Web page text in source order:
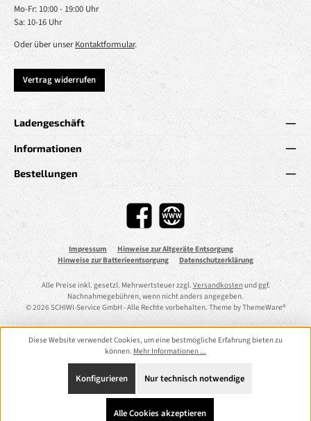
Mo-Fr: 10:00 - 19:00 Uhr
Sa: 10-16 Uhr
Oder über unserKontaktformular.
Vertrag widerrufen
Ladengeschäft
Informationen
Bestellungen
Facebook Website
Impressum
Hinweise zur Altgeräte Entsorgung
Hinweise zur Batterieentsorgung
Datenschutzerklärung
Alle Preise inkl. gesetzl. Mehrwertsteuer zzgl. Versandkostenund ggf.
Nachnahmegebühren, wenn nicht anders angegeben.
© 2026 SCHIWI-Service GmbH - Alle Rechte vorbehalten. Theme byThemeWare®
Diese Website verwendet Cookies, um eine bestmögliche Erfahrung bieten zu
können. Mehr Informationen ...
Nur technisch notwendige
Konfigurieren
Alle Cookies akzeptieren